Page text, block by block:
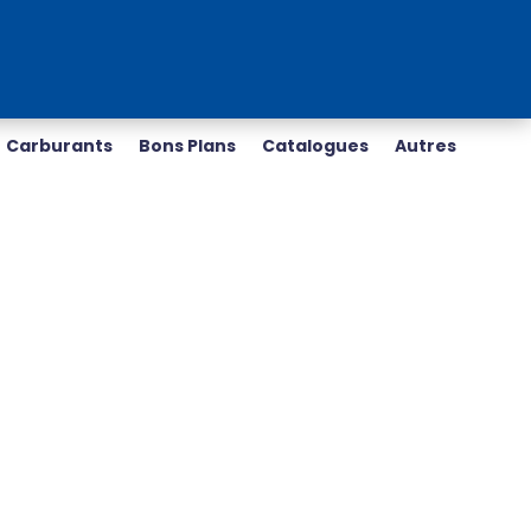
Carburants Bons Plans Catalogues Autres